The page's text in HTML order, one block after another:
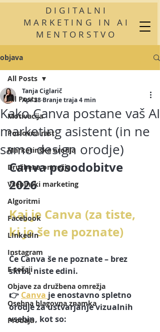
DIGITALNI
MARKETING IN AI
MENTORSTVO
objava
All Posts
Motivacija
Poslovna rast
Marketinška orodja
Družbena omrežja
Vsebinski marketing
Algoritmi
Facebook
LInkedIn
Instagram
E-tečaji
Objave za družbena omrežja
Osebna blagovna znamka
Prodaja
All Posts
Kako Canva postane vaš AI
marketing asistent (in ne
samo design orodje)
Tanja Ciglarič
Apr 28 Branje traja 4 min
Canva posodobitve
2026
Kaj je Canva (za tiste,
ki jo še ne poznate)
Če Canva še ne poznate – brez
skrbi, niste edini.
👉 Canva je enostavno spletno
orodje za ustvarjanje vizualnih
vsebin, kot so: